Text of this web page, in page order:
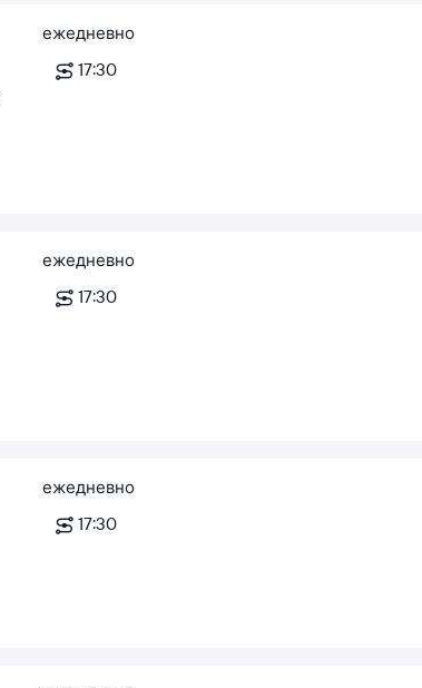
ежедневно
17:30
ежедневно
17:30
ежедневно
17:30